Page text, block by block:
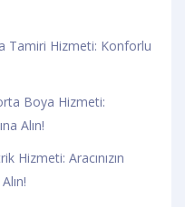
Tamiri Hizmeti: Konforlu
Boya Hizmeti:
Alın!
Hizmeti: Aracınızın